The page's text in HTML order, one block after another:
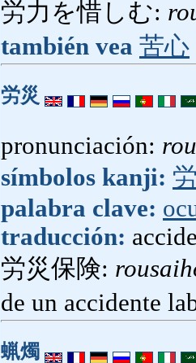
労力を惜しむ:
también vea 苦心
労災
pronunciación:
símbolos kanji:
palabra clave:
traducción:
労災保険:
de un accidente
蝋燭